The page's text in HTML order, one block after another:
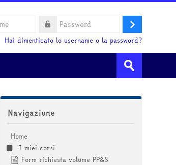
Login
Hai dimenticato lo username o la password?
Invia
Salta Navigazione
Navigazione
Home
I miei corsi
Form richiesta volume PP&S